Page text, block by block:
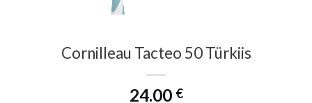
Cornilleau Tacteo 50 Türkiis
24.00 €